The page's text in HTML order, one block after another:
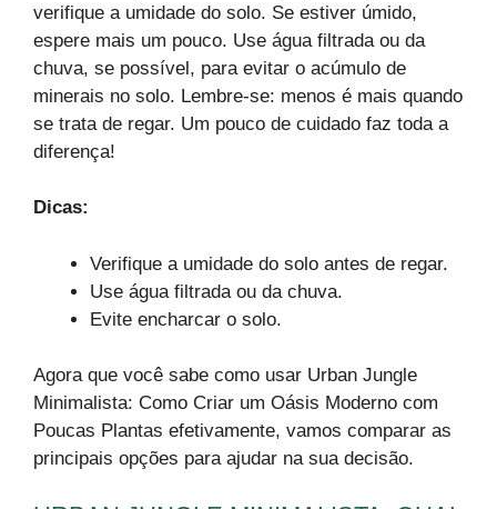
verifique a umidade do solo. Se estiver úmido,
espere mais um pouco. Use água filtrada ou da
chuva, se possível, para evitar o acúmulo de
minerais no solo. Lembre-se: menos é mais quando
se trata de regar. Um pouco de cuidado faz toda a
diferença!
Dicas:
Verifique a umidade do solo antes de regar.
Use água filtrada ou da chuva.
Evite encharcar o solo.
Agora que você sabe como usar Urban Jungle
Minimalista: Como Criar um Oásis Moderno com
Poucas Plantas efetivamente, vamos comparar as
principais opções para ajudar na sua decisão.